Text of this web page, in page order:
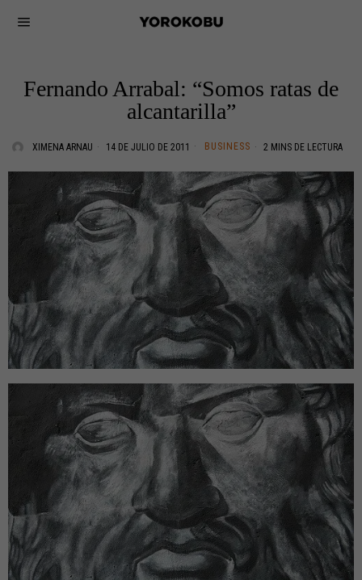
Fernando Arrabal: “Somos ratas de
alcantarilla”
XIMENA ARNAU 14 DE JULIO DE 2011 BUSINESS 2 MINS DE LECTURA